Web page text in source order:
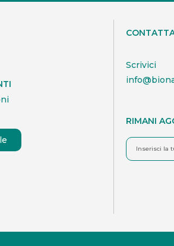
Scrivici
RIMANI